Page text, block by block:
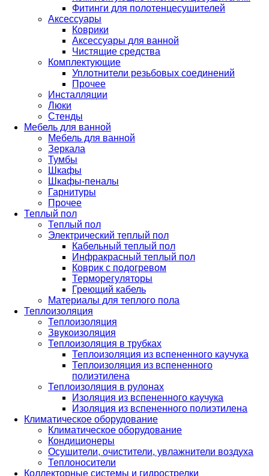
Фитинги для полотенцесушителей
Аксессуары
Коврики
Аксессуары для ванной
Чистящие средства
Комплектующие
Уплотнители резьбовых соединений
Прочее
Инсталляции
Люки
Стенды
Мебель для ванной
Мебель для ванной
Зеркала
Тумбы
Шкафы
Шкафы-пеналы
Гарнитуры
Прочее
Теплый пол
Теплый пол
Электрический теплый пол
Кабельный теплый пол
Инфракрасный теплый пол
Коврик с подогревом
Терморегуляторы
Греющий кабель
Материалы для теплого пола
Теплоизоляция
Теплоизоляция
Звукоизоляция
Теплоизоляция в трубках
Теплоизоляция из вспененного каучука
Теплоизоляция из вспененного
полиэтилена
Теплоизоляция в рулонах
Изоляция из вспененного каучука
Изоляция из вспененного полиэтилена
Климатическое оборудование
Климатическое оборудование
Кондиционеры
Осушители, очистители, увлажнители воздуха
Теплоносители
Коллекторные системы и гидрострелки